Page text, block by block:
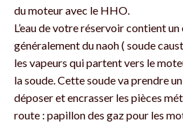
du moteur avec le HHO.
L’eau de votre réservoir contient
généralement du naoh ( soude
les vapeurs qui partent vers le
la soude. Cette soude va prendre
déposer et encrasser les pièces
route : papillon des gaz pour les